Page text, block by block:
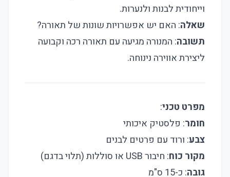
וייחודית לבנות ולנערות.
שאלה: האם יש אפשרויות שונות של תאורה?
תשובה: המנורה מגיעה עם תאורה רכה וקבועה
ליצירת אווירה נינוחה.
מפרט טכני:
חומר: פלסטיק איכותי
צבע: ורוד עם פרטים לבנים
מקור כוח: חיבור USB או סוללות (תלוי בדגם)
גובה: כ-15 ס"מ